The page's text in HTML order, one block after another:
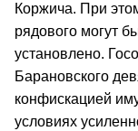
Коржича. При
рядового могут
установлено.
Барановского
конфискацией
условиях